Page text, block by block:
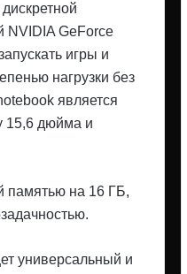
NVIDIA GeForce
игры и
нагрузки без
является
15,6 дюйма и
памятью на 16 ГБ,
универсальный и